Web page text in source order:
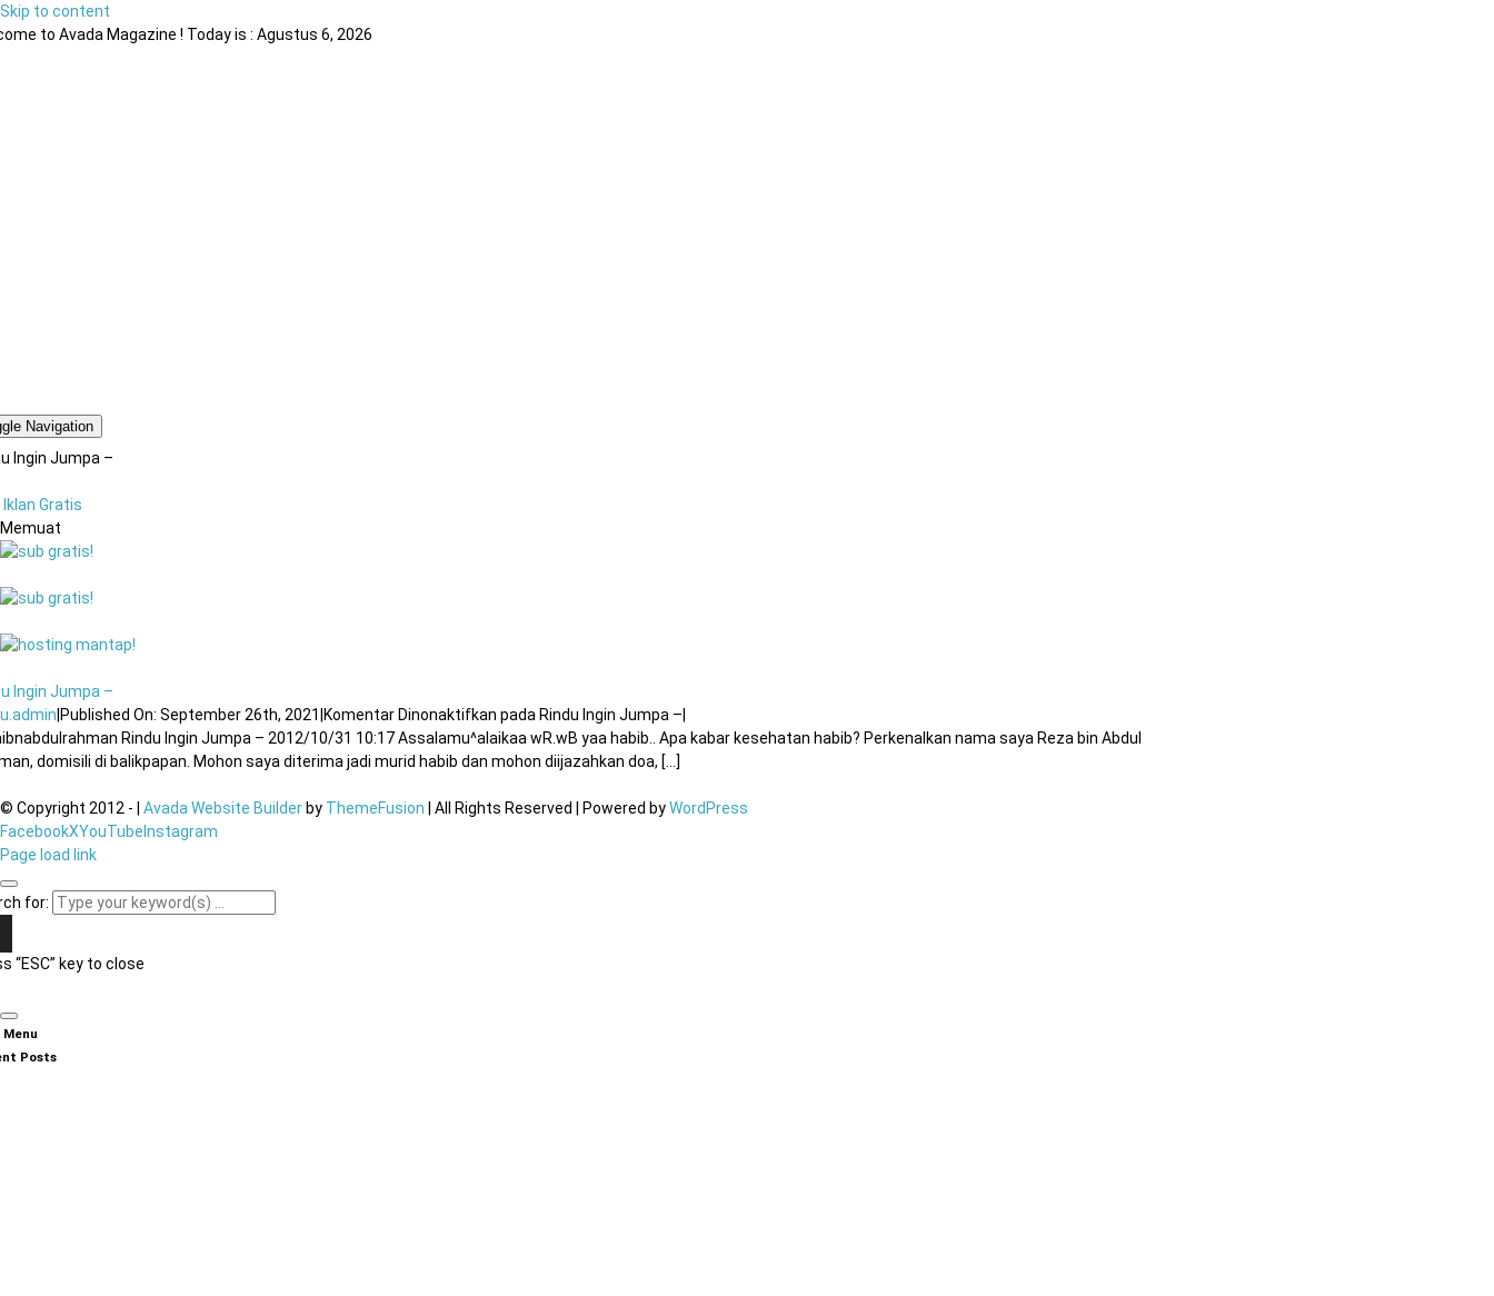
Skip to content
to Avada Magazine ! Today is : Agustus 6, 2026
Navigation
Ingin Jumpa –
Iklan Gratis
Memuat
Ingin Jumpa –
Published On: September 26th, 2021 Komentar Dinonaktifkan pada Rindu Ingin Jumpa –
Rindu Ingin Jumpa – 2012/10/31 10:17 Assalamu^alaikaa wR.wB yaa habib.. Apa kabar kesehatan habib? Perkenalkan nama saya Reza bin Abdul
domisili di balikpapan. Mohon saya diterima jadi murid habib dan mohon diijazahkan doa, [...]
© Copyright 2012 - Avada Website Builder by ThemeFusion | All Rights Reserved | Powered byWordPress
FacebookXYouTube Instagram
Page load link
for:
“ESC” key to close
Menu
Posts